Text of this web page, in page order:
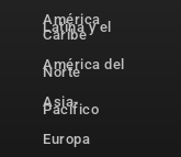
América
Latina y el
Caribe
América del
Norte
Asia-
Pacífico
Europa